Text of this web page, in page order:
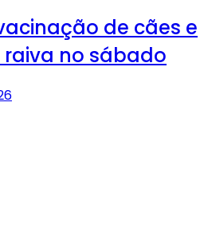
de cães e
no sábado